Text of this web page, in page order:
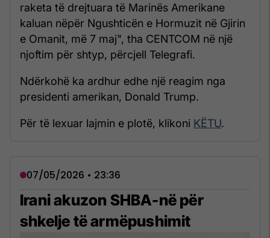
raketa të drejtuara të Marinës Amerikane
kaluan nëpër Ngushticën e Hormuzit në Gjirin
e Omanit, më 7 maj", tha CENTCOM në një
njoftim për shtyp, përcjell Telegrafi.
Ndërkohë ka ardhur edhe një reagim nga
presidenti amerikan, Donald Trump.
Për të lexuar lajmin e plotë, klikoni KËTU.
07/05/2026 • 23:36
Irani akuzon SHBA-në për
shkelje të armëpushimit